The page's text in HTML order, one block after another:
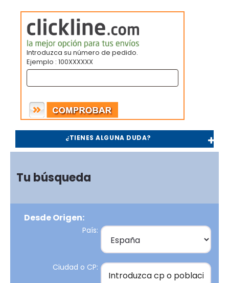
Introduzca su número de pedido.
Ejemplo : 100XXXXXX
¿TIENES ALGUNA DUDA?
Tu búsqueda
Desde Origen:
País:
Ciudad o CP: